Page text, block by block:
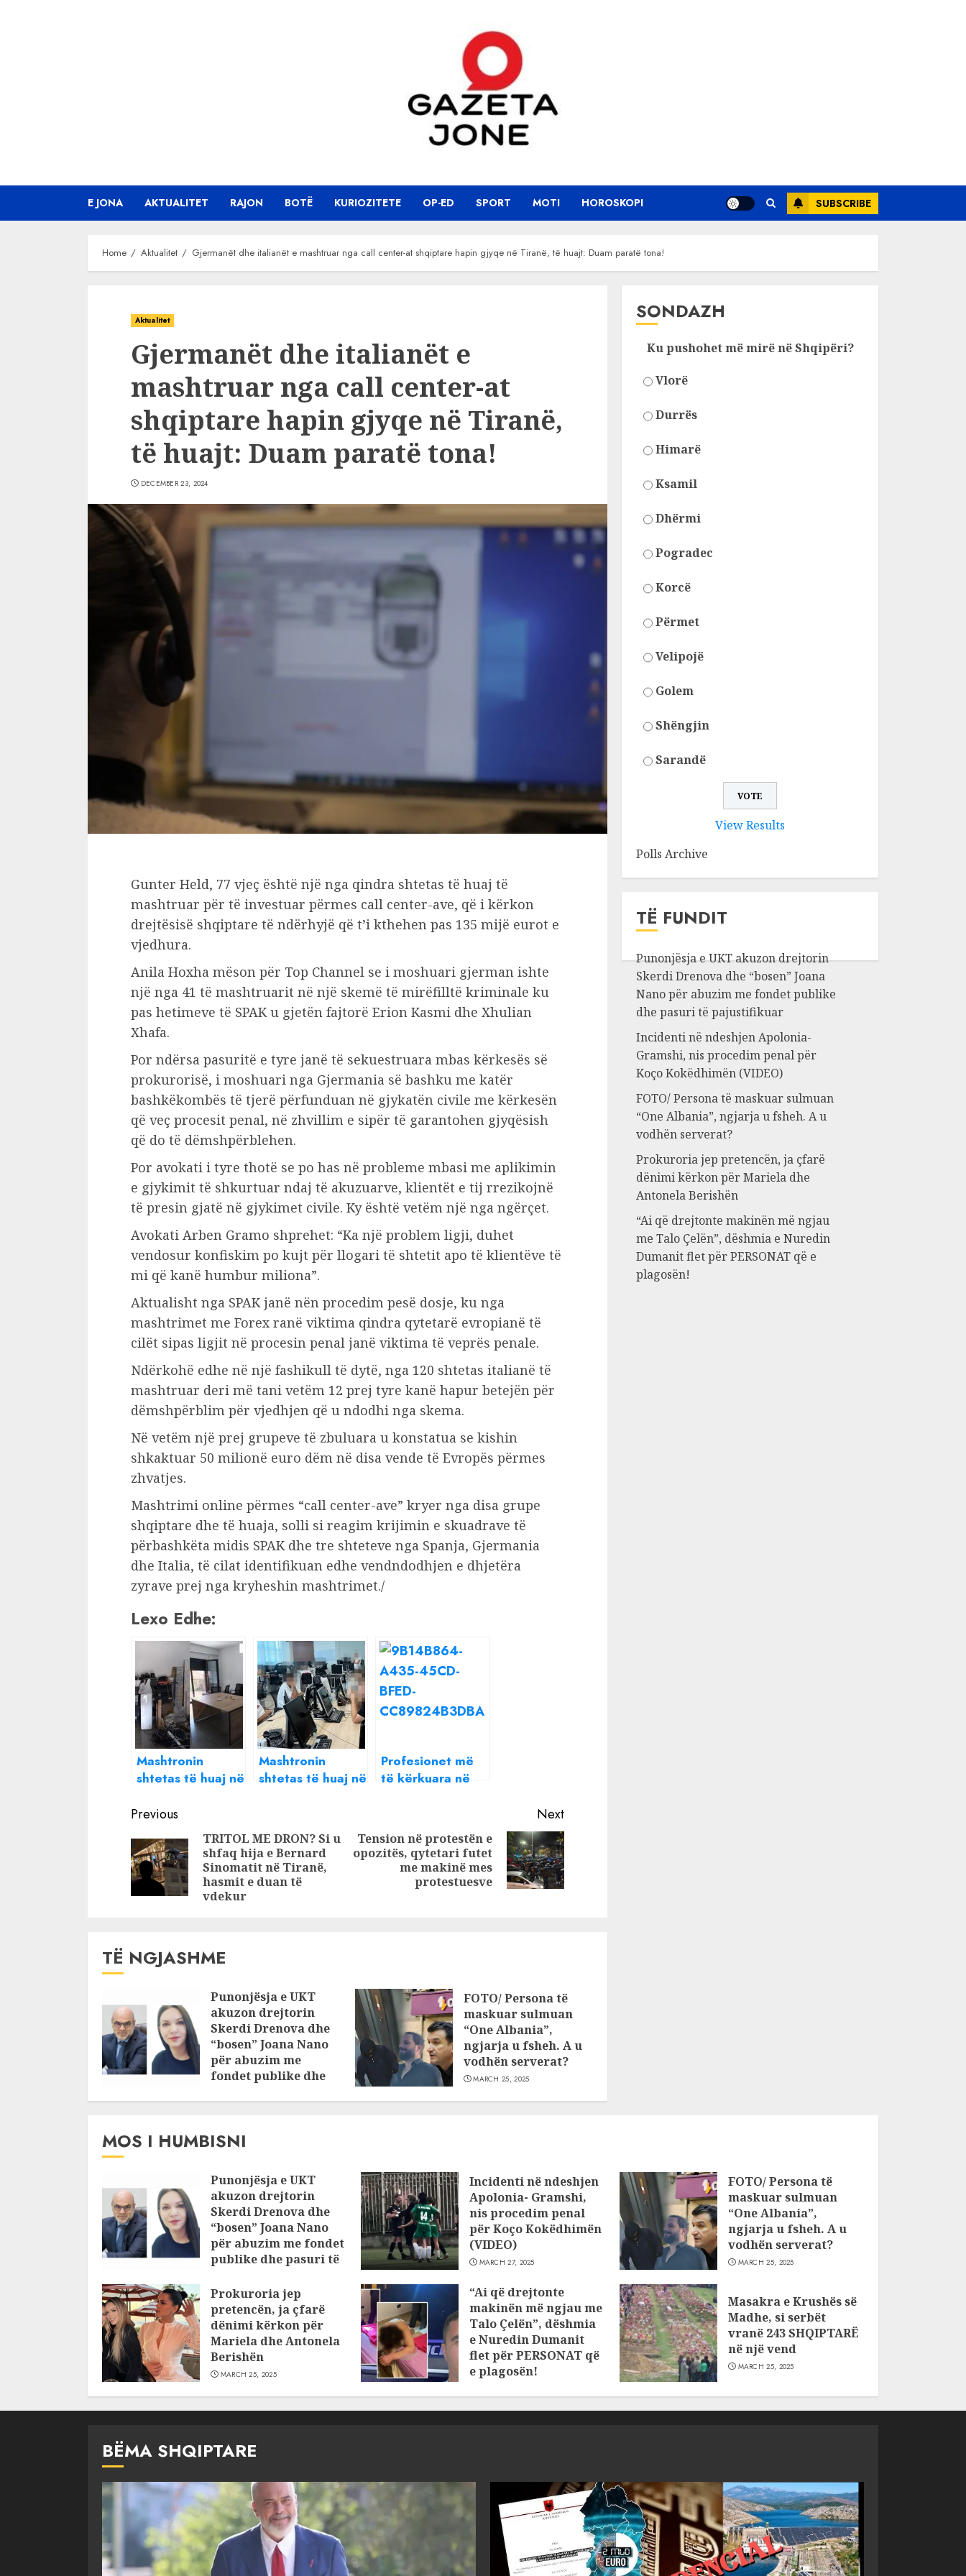
E JONA AKTUALITET RAJON BOTË KURIOZITETE OP-ED SPORT MOTI HOROSKOPI SUBSCRIBE
Home Aktualitet Gjermanët dhe italianët e mashtruar nga call center-at shqiptare hapin gjyqe në Tiranë, të huajt: Duam paratë tona!
Aktualitet
Gjermanët dhe italianët e
mashtruar nga call center-at
shqiptare hapin gjyqe në Tiranë,
të huajt: Duam paratë tona!
DECEMBER 23, 2024
Gunter Held, 77 vjeç është një nga qindra shtetas të huaj të
mashtruar për të investuar përmes call center-ave, që i kërkon
drejtësisë shqiptare të ndërhyjë që t’i kthehen pas 135 mijë eurot e
vjedhura.
Anila Hoxha mëson për Top Channel se i moshuari gjerman ishte
një nga 41 të mashtruarit në një skemë të mirëfilltë kriminale ku
pas hetimeve të SPAK u gjetën fajtorë Erion Kasmi dhe Xhulian
Xhafa.
Por ndërsa pasuritë e tyre janë të sekuestruara mbas kërkesës së
prokurorisë, i moshuari nga Gjermania së bashku me katër
bashkëkombës të tjerë përfunduan në gjykatën civile me kërkesën
që veç procesit penal, në zhvillim e sipër të garantohen gjyqësish
që do të dëmshpërblehen.
Por avokati i tyre thotë se po has në probleme mbasi me aplikimin
e gjykimit të shkurtuar ndaj të akuzuarve, klientët e tij rrezikojnë
të presin gjatë në gjykimet civile. Ky është vetëm një nga ngërçet.
Avokati Arben Gramo shprehet: “Ka një problem ligji, duhet
vendosur konfiskim po kujt për llogari të shtetit apo të klientëve të
mi që kanë humbur miliona”.
Aktualisht nga SPAK janë nën procedim pesë dosje, ku nga
mashtrimet me Forex ranë viktima qindra qytetarë evropianë të
cilët sipas ligjit në procesin penal janë viktima të veprës penale.
Ndërkohë edhe në një fashikull të dytë, nga 120 shtetas italianë të
mashtruar deri më tani vetëm 12 prej tyre kanë hapur betejën për
dëmshpërblim për vjedhjen që u ndodhi nga skema.
Në vetëm një prej grupeve të zbuluara u konstatua se kishin
shkaktuar 50 milionë euro dëm në disa vende të Evropës përmes
zhvatjes.
Mashtrimi online përmes “call center-ave” kryer nga disa grupe
shqiptare dhe të huaja, solli si reagim krijimin e skuadrave të
përbashkëta midis SPAK dhe tre shteteve nga Spanja, Gjermania
dhe Italia, të cilat identifikuan edhe vendndodhjen e dhjetëra
zyrave prej nga kryheshin mashtrimet./
Lexo Edhe:
Mashtronin
shtetas të huaj në
të investuar në
të arrestuar në
Tiranë
Mashtronin
shtetas të huaj në
Tiranë. Shpallet
në kërkim Julian
Markaj
Profesionet më
të kërkuara në
Continue
Reading
Previous
Previous
TRITOL ME DRON? Si u
shfaq hija e Bernard
Sinomatit në Tiranë,
hasmit e duan të
vdekur
Next
Next
Tension në protestën e
opozitës, qytetari futet
me makinë mes
protestuesve
TË NGJASHME
Punonjësja e UKT
akuzon drejtorin
Skerdi Drenova dhe
“bosen” Joana Nano
për abuzim me
fondet publike dhe
FOTO/ Persona të
maskuar sulmuan
“One Albania”,
ngjarja u fsheh. A u
vodhën serverat?
MARCH 25, 2025
SONDAZH
Ku pushohet më mirë në Shqipëri?
Vlorë
Durrës
Himarë
Ksamil
Dhërmi
Pogradec
Korcë
Përmet
Velipojë
Golem
Shëngjin
Sarandë
View Results
Polls Archive
TË FUNDIT
Punonjësja e UKT akuzon drejtorin
Skerdi Drenova dhe “bosen” Joana
Nano për abuzim me fondet publike
dhe pasuri të pajustifikuar
Incidenti në ndeshjen Apolonia-
Gramshi, nis procedim penal për
Koço Kokëdhimën (VIDEO)
FOTO/ Persona të maskuar sulmuan
“One Albania”, ngjarja u fsheh. A u
vodhën serverat?
Prokuroria jep pretencën, ja çfarë
dënimi kërkon për Mariela dhe
Antonela Berishën
“Ai që drejtonte makinën më ngjau
me Talo Çelën”, dëshmia e Nuredin
Dumanit flet për PERSONAT që e
plagosën!
MOS I HUMBISNI
Punonjësja e UKT
akuzon drejtorin
Skerdi Drenova dhe
“bosen” Joana Nano
për abuzim me fondet
publike dhe pasuri të
JULY 24, 2025
Incidenti në ndeshjen
Apolonia- Gramshi,
nis procedim penal
për Koço Kokëdhimën
(VIDEO)
MARCH 27, 2025
FOTO/ Persona të
maskuar sulmuan
“One Albania”,
ngjarja u fsheh. A u
vodhën serverat?
MARCH 25, 2025
Prokuroria jep
pretencën, ja çfarë
dënimi kërkon për
Mariela dhe Antonela
Berishën
MARCH 25, 2025
“Ai që drejtonte
makinën më ngjau me
Talo Çelën”, dëshmia
e Nuredin Dumanit
flet për PERSONAT që
e plagosën!
Masakra e Krushës së
Madhe, si serbët
vranë 243 SHQIPTARË
në një vend
MARCH 25, 2025
BËMA SHQIPTARE